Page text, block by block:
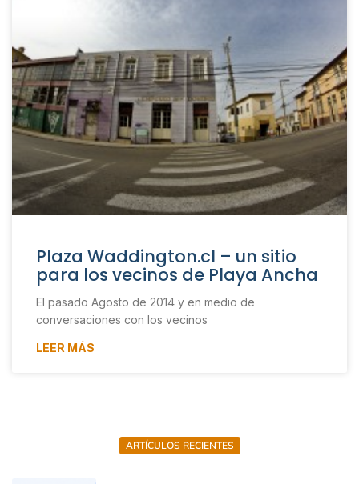
Plaza Waddington.cl – un sitio
para los vecinos de Playa Ancha
El pasado Agosto de 2014 y en medio de
conversaciones con los vecinos
LEER MÁS
ARTÍCULOS RECIENTES